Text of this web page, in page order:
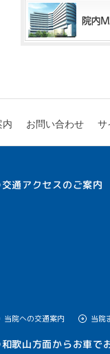
内 お問い合わせ サ
通アクセスのご案内
当院への交通案内 当院
歌山方面からお車で